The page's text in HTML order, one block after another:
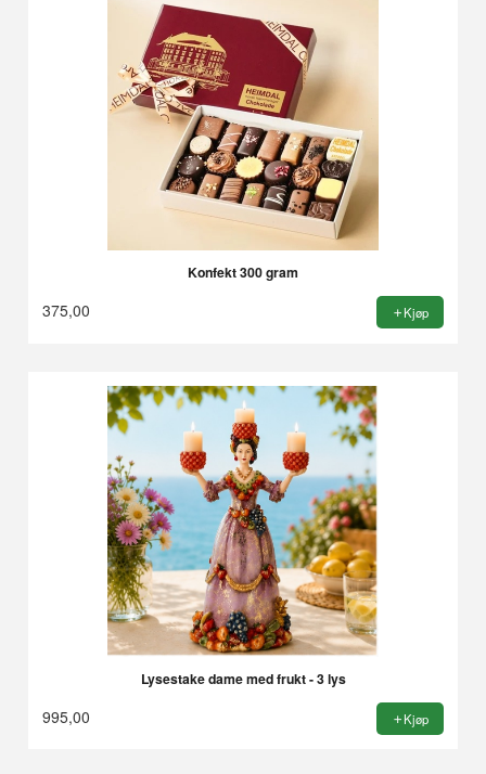
Konfekt 300 gram
375,00 Kjøp
Lysestake dame med frukt - 3 lys
995,00 Kjøp